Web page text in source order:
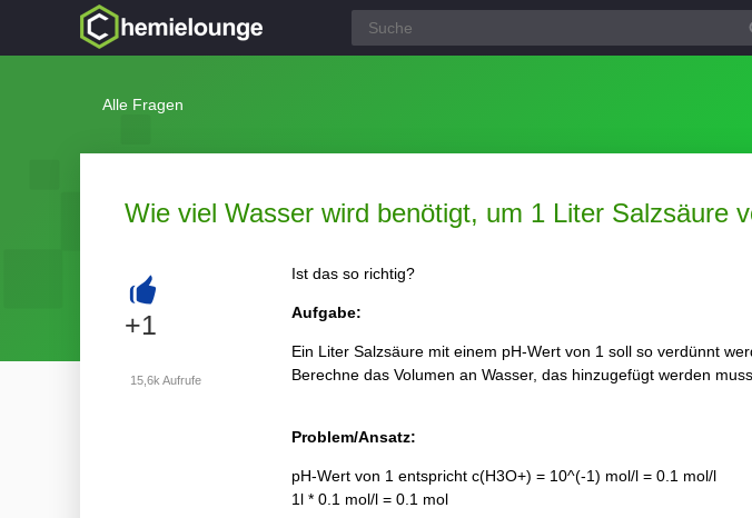
Alle Fragen
Wie viel Wasser wird benötigt, um 1 Liter Salzsäure
+
+1
15,6k Aufrufe
Ist das so richtig?
Aufgabe:
Ein Liter Salzsäure mit einem pH-Wert von 1 soll so verdünnt
Berechne das Volumen an Wasser, das hinzugefügt werden muss.
Problem/Ansatz:
pH-Wert von 1 entspricht c(H3O+) = 10^(-1) mol/l = 0.1 mol/l
1l * 0.1 mol/l = 0.1 mol